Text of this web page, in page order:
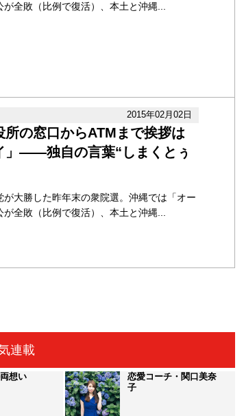
が全敗（比例で復活）、本土と沖縄...
2015年02月02日
所の窓口からATMまで挨拶は
」――独自の言葉“しまくとぅ
が大勝した昨年末の衆院選。沖縄では「オー
が全敗（比例で復活）、本土と沖縄...
連載
想い
恋愛コーチ・関口美奈
子